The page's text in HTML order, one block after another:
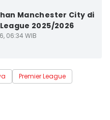
Manchester City di
2025/2026
06:34 WIB
Premier League